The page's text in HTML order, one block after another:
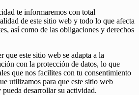
te informaremos con total
de este sitio web y todo lo que afecta
así como de las obligaciones y derechos
que este sitio web se adapta a la
con la protección de datos, lo que
que nos facilites con tu consentimiento
utilizamos para que este sitio web
desarrollar su actividad.